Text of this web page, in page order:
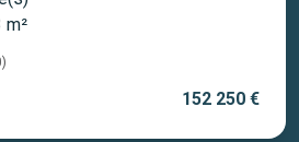
m²
152 250 €